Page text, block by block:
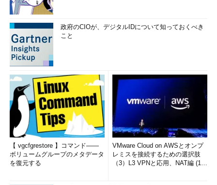
政府のCIOが、デジタルIDについて知っておくべき
こと
【 vgcfgrestore 】コマンド――
ボリュームグループのメタデータ
を復元する
VMware Cloud on AWSとオンプ
レミスを接続するための選択肢
（3）L3 VPNと応用、NAT編 (1/